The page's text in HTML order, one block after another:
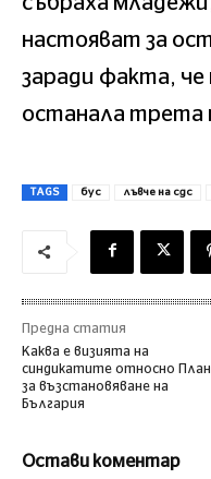
настояват за
заради факта,
останала трета
TAGS бус лъвче на сдс
Предна статия
Каква е визията на
синдикатите относно
за възстановяване на
България
Остави коментар